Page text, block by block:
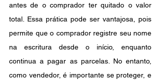
antes de o comprador ter quitado o valor
total. Essa prática pode ser vantajosa, pois
permite que o comprador registre seu nome
na escritura desde o início, enquanto
continua a pagar as parcelas. No entanto,
como vendedor, é importante se proteger, e